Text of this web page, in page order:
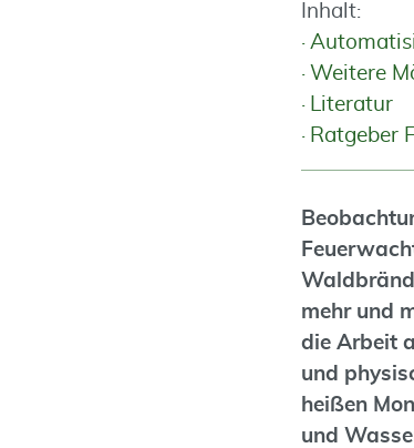
Inhalt:
Weitere
Literatur
Ratgeber
mehr und
die Arbeit
und
heißen
und